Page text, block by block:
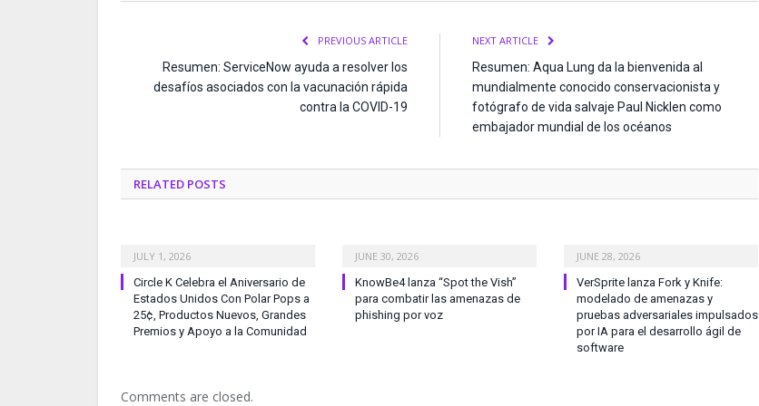
PREVIOUS ARTICLE
Resumen: ServiceNow ayuda a resolver los
desafíos asociados con la vacunación rápida
contra la COVID-19
NEXT ARTICLE
Resumen: Aqua Lung da la bienvenida al
mundialmente conocido conservacionista y
fotógrafo de vida salvaje Paul Nicklen como
embajador mundial de los océanos
RELATED POSTS
JULY 1, 2026
Circle K Celebra el Aniversario de
Estados Unidos Con Polar Pops a
25¢, Productos Nuevos, Grandes
Premios y Apoyo a la Comunidad
JUNE 30, 2026
KnowBe4 lanza “Spot the Vish”
para combatir las amenazas de
phishing por voz
JUNE 28, 2026
VerSprite lanza Fork y Knife:
modelado de amenazas y
pruebas adversariales impulsados
por IA para el desarrollo ágil de
software
Comments are closed.